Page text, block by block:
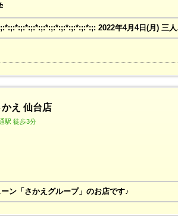
2022年4月4日(月) 三人打麻雀ＳＴＡＲＴ！！
え 仙台店
駅 徒歩3分
ン「さかえグループ」のお店です♪